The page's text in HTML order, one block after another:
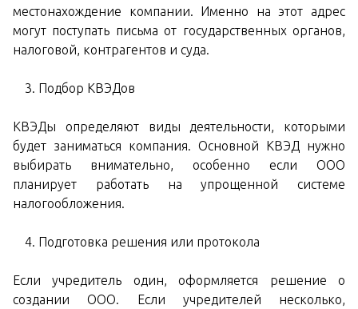
местонахождение компании. Именно на этот адрес
могут поступать письма от государственных органов,
налоговой, контрагентов и суда.
Подбор КВЭДов
КВЭДы определяют виды деятельности, которыми
будет заниматься компания. Основной КВЭД нужно
выбирать внимательно, особенно если ООО
планирует работать на упрощенной системе
налогообложения.
Подготовка решения или протокола
Если учредитель один, оформляется решение о
создании ООО. Если учредителей несколько,